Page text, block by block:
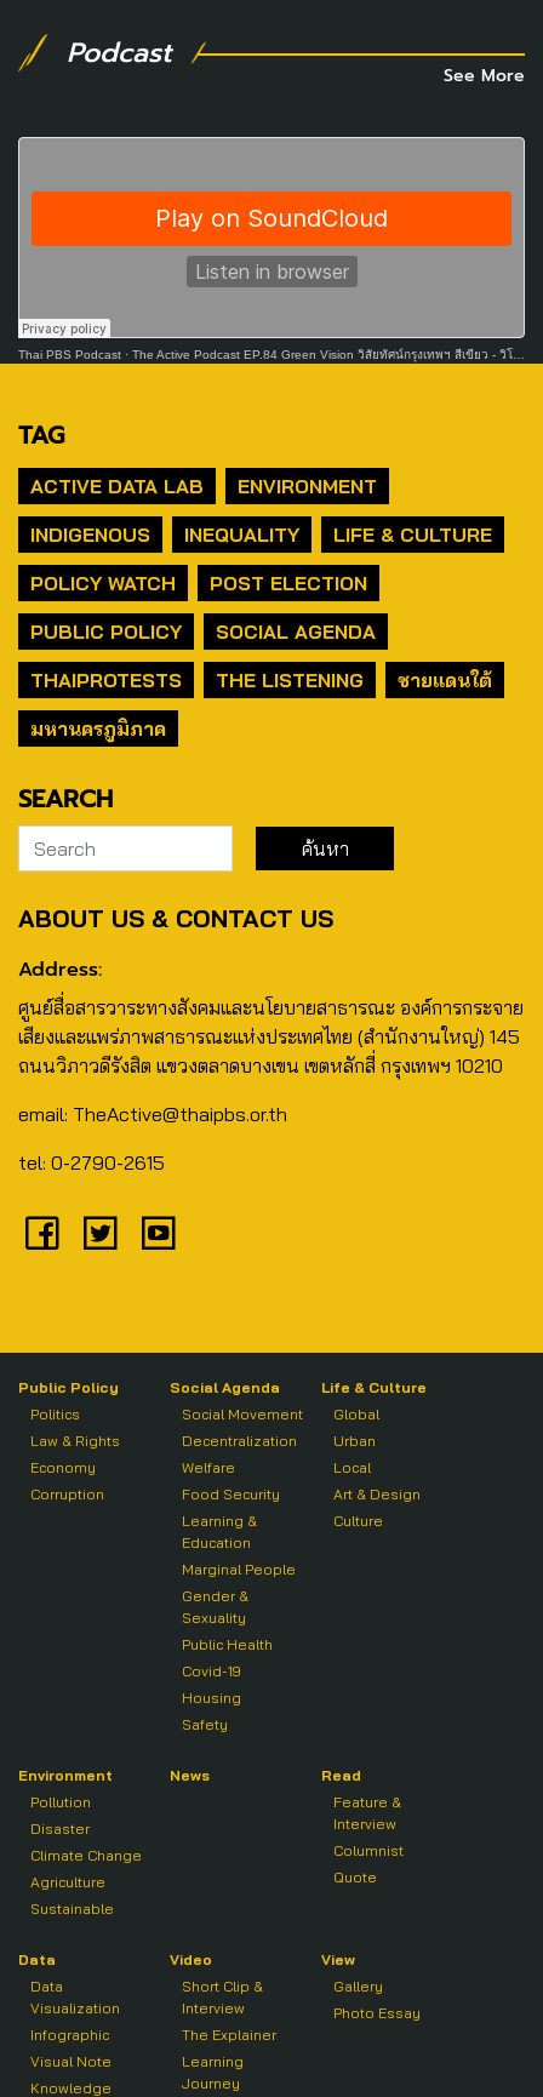
Podcast
See More
Thai PBS Podcast · The Active Podcast EP.84 Green Vision วิสัยทัศน์กรุงเทพฯ สีเขียว - วิโรจน์ ลักขณาอดิศร
TAG
ACTIVE DATA LAB
ENVIRONMENT
INDIGENOUS
INEQUALITY
LIFE & CULTURE
POLICY WATCH
POST ELECTION
PUBLIC POLICY
SOCIAL AGENDA
THAIPROTESTS
THE LISTENING
ชายแดนใต้
มหานครภูมิภาค
SEARCH
ABOUT US & CONTACT US
Address:
ศูนย์สื่อสารวาระทางสังคมและนโยบายสาธารณะ องค์การกระจาย
เสียงและแพร่ภาพสาธารณะแห่งประเทศไทย (สำนักงานใหญ่) 145
ถนนวิภาวดีรังสิต แขวงตลาดบางเขน เขตหลักสี่ กรุงเทพฯ 10210
email: TheActive@thaipbs.or.th
tel: 0-2790-2615
Public Policy
Politics
Law & Rights
Economy
Corruption
Social Agenda
Social Movement
Decentralization
Welfare
Food Security
Learning &
Education
Marginal People
Gender &
Sexuality
Public Health
Covid-19
Housing
Safety
Life & Culture
Global
Urban
Local
Art & Design
Culture
Environment
Pollution
Disaster
Climate Change
Agriculture
Sustainable
News
Read
Feature &
Interview
Columnist
Quote
Data
Data
Visualization
Infographic
Visual Note
Knowledge
Video
Short Clip &
Interview
The Explainer
Learning
Journey
View
Gallery
Photo Essay